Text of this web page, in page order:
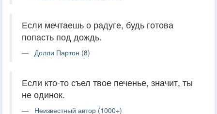
Если мечтаешь о радуге, будь готова
попасть под дождь.
Долли Партон (8)
Если кто-то съел твое печенье, значит, ты
не одинок.
Неизвестный автор (1000+)